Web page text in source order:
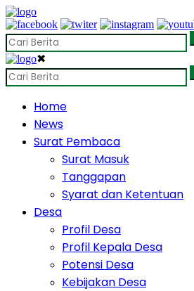
✖
Home
News
Surat Pembaca
Surat Masuk
Tanggapan
Syarat dan Ketentuan
Desa
Profil Desa
Profil Kepala Desa
Potensi Desa
Kebijakan Desa